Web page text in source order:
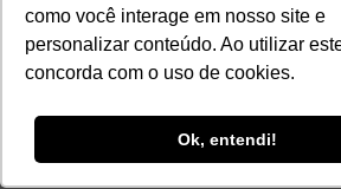
como você interage em nosso site e
personalizar conteúdo. Ao utilizar
concorda com o uso de cookies.
Ok, entendi!
© 2026 | Mirian Dayrell Imóveis |
Software.